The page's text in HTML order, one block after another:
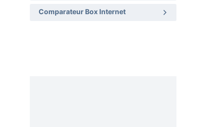
Comparateur Box Internet